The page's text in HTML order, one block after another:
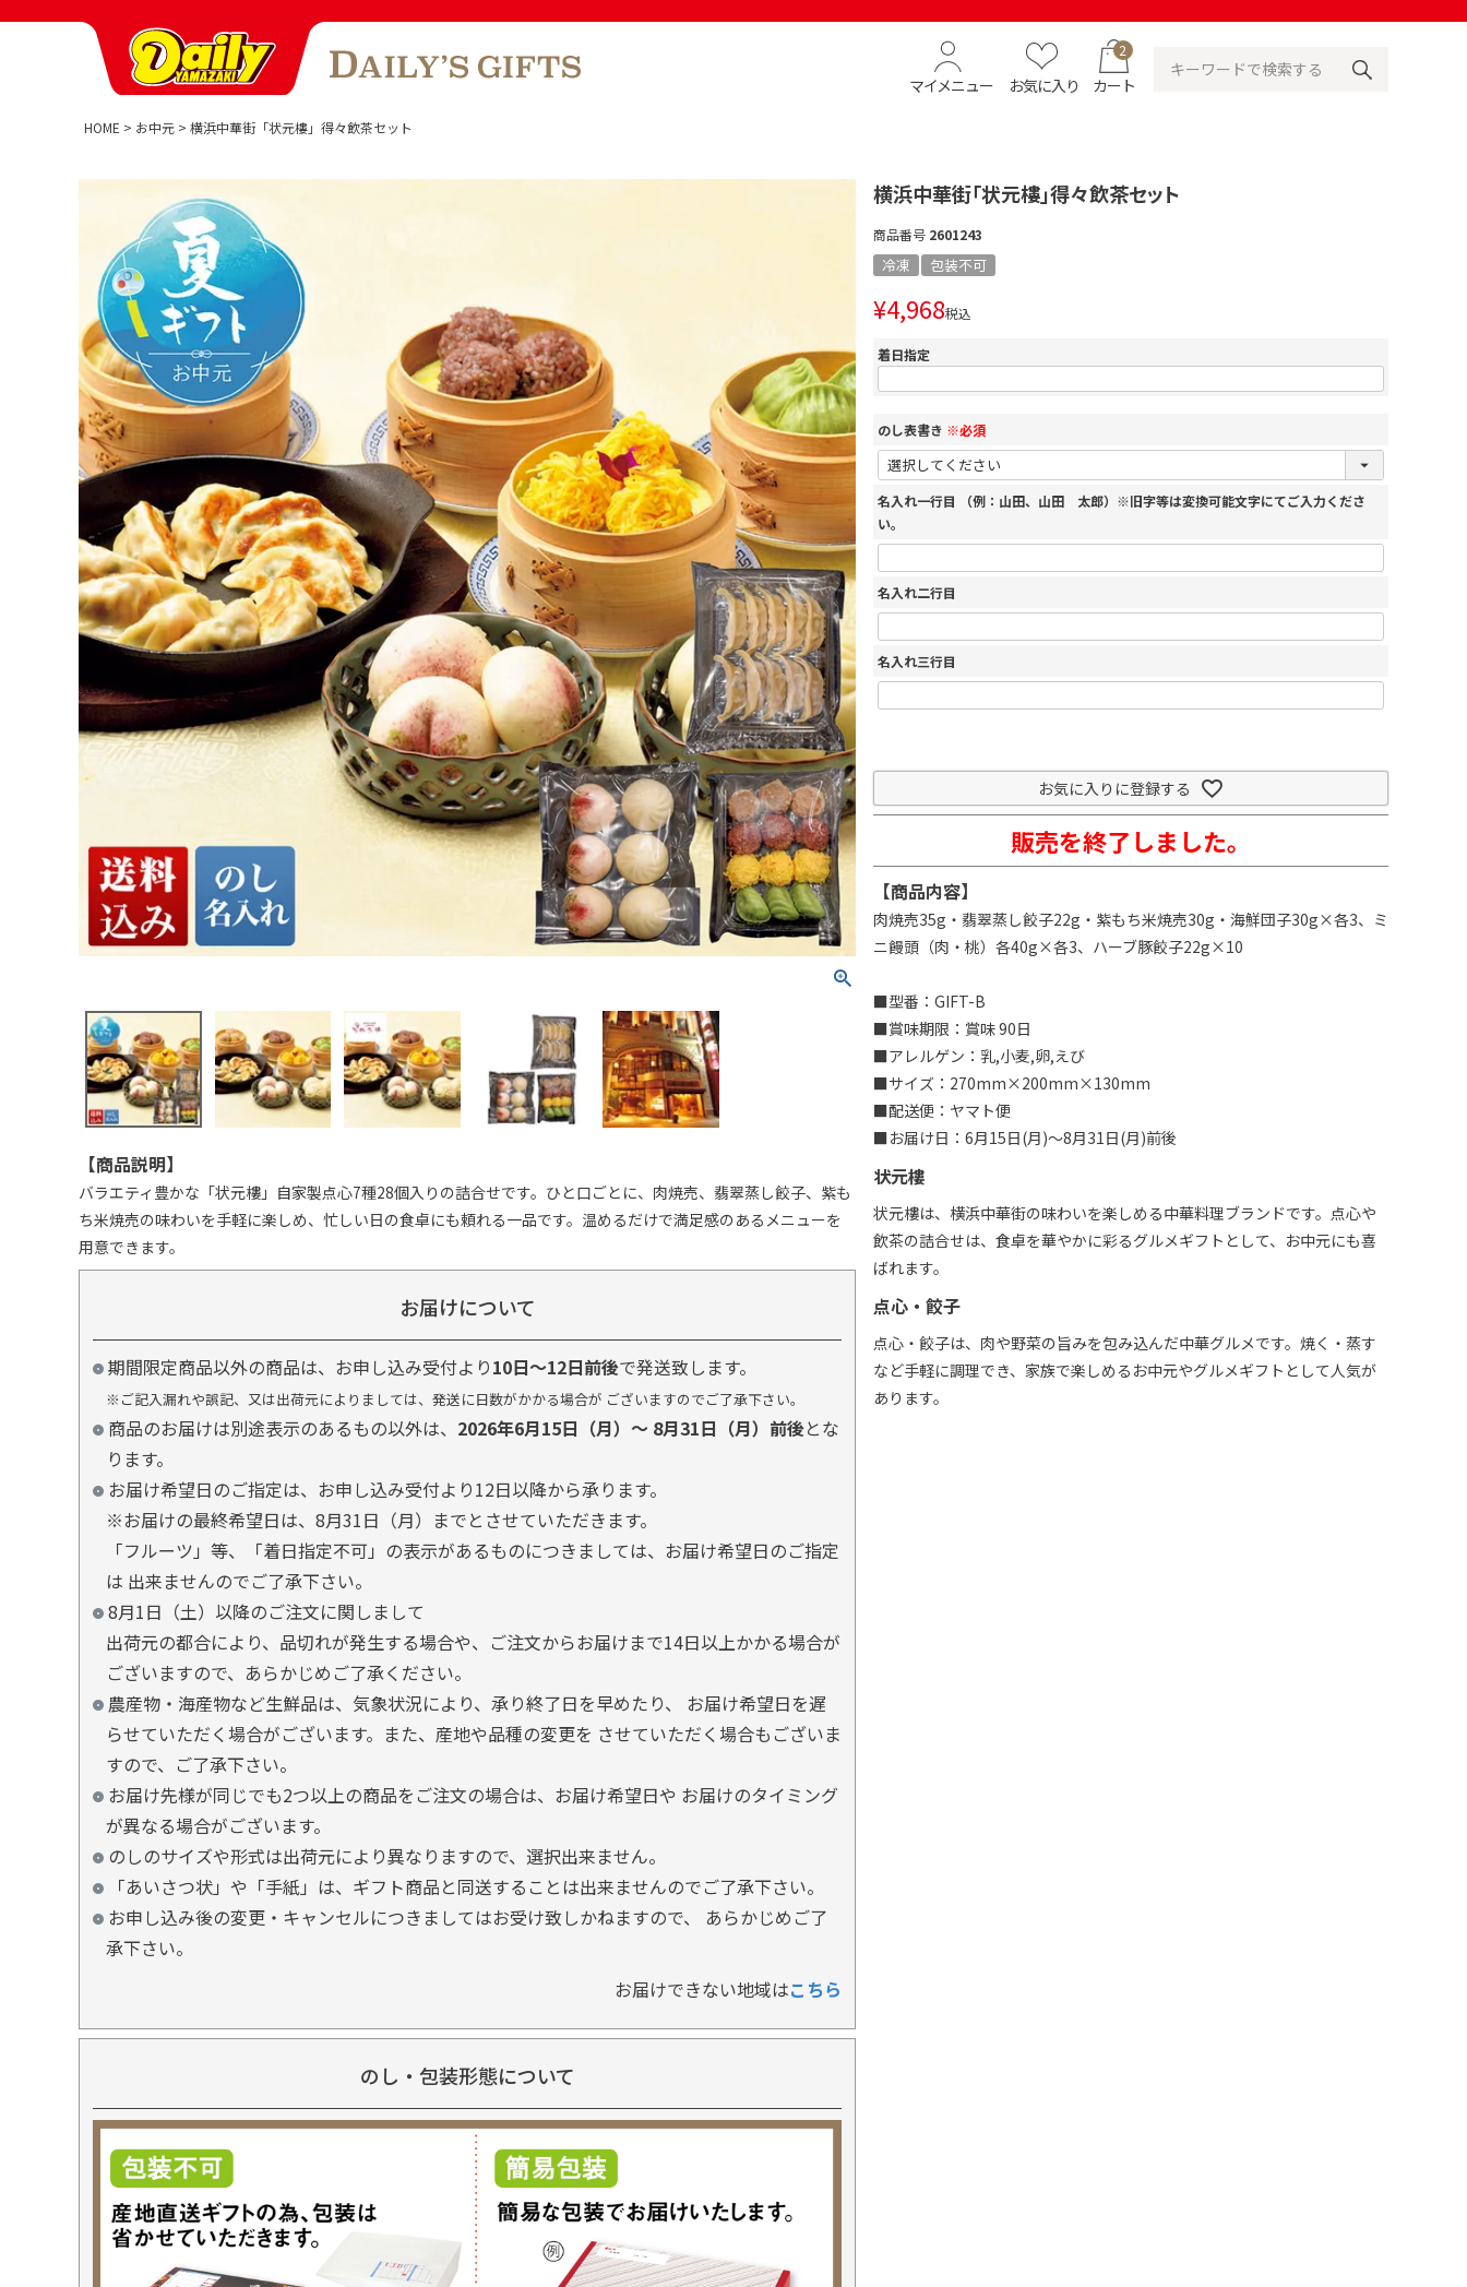
マイメニュー お気に入り
2
カート
HOME お中元 横浜中華街「状元樓」得々飲茶セット
【商品説明】
バラエティ豊かな「状元樓」自家製点心7種28個入りの詰合せです。ひと口ごとに、肉焼売、翡翠蒸し餃子、紫も
ち米焼売の味わいを手軽に楽しめ、忙しい日の食卓にも頼れる一品です。温めるだけで満足感のあるメニューを
用意できます。
お届けについて
期間限定商品以外の商品は、お申し込み受付より10日～12日前後で発送致します。
※ご記入漏れや誤記、又は出荷元によりましては、発送に日数がかかる場合が ございますのでご了承下さい。
商品のお届けは別途表示のあるもの以外は、 2026年6月15日（月）～ 8月31日（月）前後とな
ります。
お届け希望日のご指定は、お申し込み受付より12日以降から承ります。
※お届けの最終希望日は、8月31日（月）までとさせていただきます。
「フルーツ」等、「着日指定不可」の表示があるものにつきましては、お届け希望日のご指定
は 出来ませんのでご了承下さい。
8月1日（土）以降のご注文に関しまして
出荷元の都合により、品切れが発生する場合や、ご注文からお届けまで14日以上かかる場合が
ございますので、あらかじめご了承ください。
農産物・海産物など生鮮品は、気象状況により、承り終了日を早めたり、 お届け希望日を遅
らせていただく場合がございます。また、産地や品種の変更を させていただく場合もございま
すので、ご了承下さい。
お届け先様が同じでも2つ以上の商品をご注文の場合は、お届け希望日や お届けのタイミング
が異なる場合がございます。
のしのサイズや形式は出荷元により異なりますので、選択出来ません。
「あいさつ状」や「手紙」は、ギフト商品と同送することは出来ませんのでご了承下さい。
お申し込み後の変更・キャンセルにつきましてはお受け致しかねますので、 あらかじめご了
承下さい。
お届けできない地域はこちら
のし・包装形態について
横浜中華街「状元樓」得々飲茶セット
商品番号 2601243
冷凍 包装不可
¥4,968税込
着日指定
のし表書き ※必須
名入れ一行目 （例：山田、山田 太郎）※旧字等は変換可能文字にてご入力くださ
い。
名入れ二行目
名入れ三行目
お気に入りに登録する
販売を終了しました。
【商品内容】
肉焼売35g・翡翠蒸し餃子22g・紫もち米焼売30g・海鮮団子30g×各3、ミ
ニ饅頭（肉・桃）各40g×各3、ハーブ豚餃子22g×10
■型番：GIFT-B
■賞味期限：賞味 90日
■アレルゲン：乳,小麦,卵,えび
■サイズ：270mm×200mm×130mm
■配送便：ヤマト便
■お届け日：6月15日(月)～8月31日(月)前後
状元樓
状元樓は、横浜中華街の味わいを楽しめる中華料理ブランドです。点心や
飲茶の詰合せは、食卓を華やかに彩るグルメギフトとして、お中元にも喜
ばれます。
点心・餃子
点心・餃子は、肉や野菜の旨みを包み込んだ中華グルメです。焼く・蒸す
など手軽に調理でき、家族で楽しめるお中元やグルメギフトとして人気が
あります。